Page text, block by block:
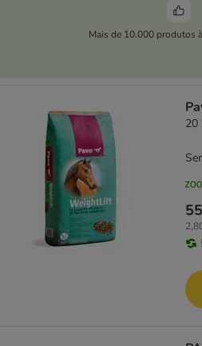
Mais de 10.000 produtos
20